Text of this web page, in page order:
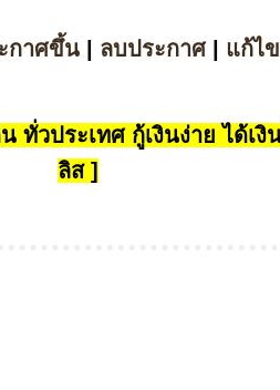
กาศขึ้น| ลบประกาศ| แก้ไ
ทั่วประเทศ กู้เงินง่าย ได้เงิ
ลิส ]